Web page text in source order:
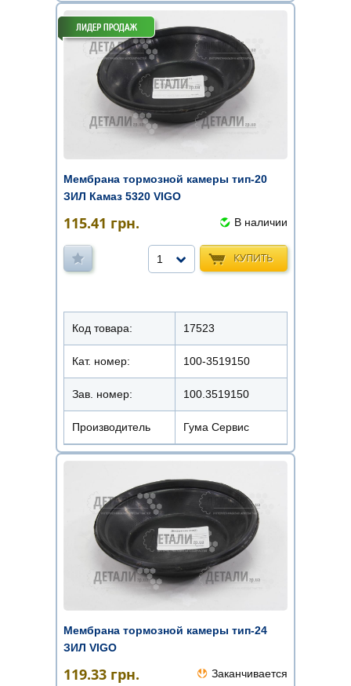
Мембрана тормозной камеры тип-20
ЗИЛ Камаз 5320 VIGO
115.41 грн. В наличии
КУПИТЬ
1
Код товара: 17523
Кат. номер: 100-3519150
Зав. номер: 100.3519150
Производитель Гума Сервис
Мембрана тормозной камеры тип-24
ЗИЛ VIGO
119.33 грн. Заканчивается